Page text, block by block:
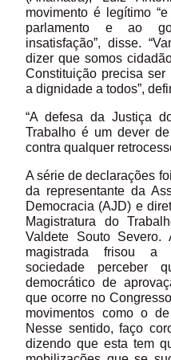
movimento é legítimo
parlamento e ao
insatisfação”, disse.
dizer que somos
Constituição precisa
a dignidade a todos”,
“A defesa da Justiça
Trabalho é um dever
contra qualquer
A série de declarações
da representante da
Democracia (AJD) e
Magistratura do
Valdete Souto Severo.
magistrada frisou a
sociedade perceber
democrático de
que ocorre no
movimentos como o
Nesse sentido, faço
dizendo que esta tem